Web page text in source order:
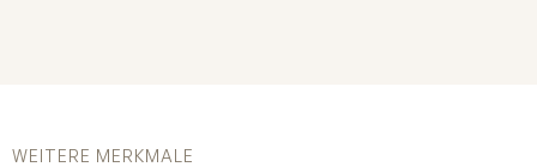
WEITERE MERKMALE